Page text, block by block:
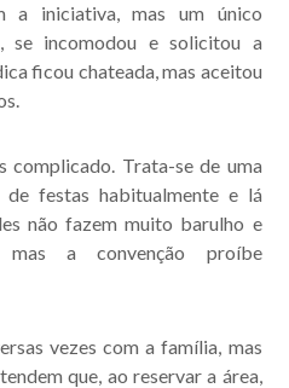
a iniciativa, mas um único
se incomodou e solicitou a
ficou chateada, mas aceitou
complicado. Trata-se de uma
festas habitualmente e lá
não fazem muito barulho e
mas a convenção proíbe
vezes com a família, mas
que, ao reservar a área,